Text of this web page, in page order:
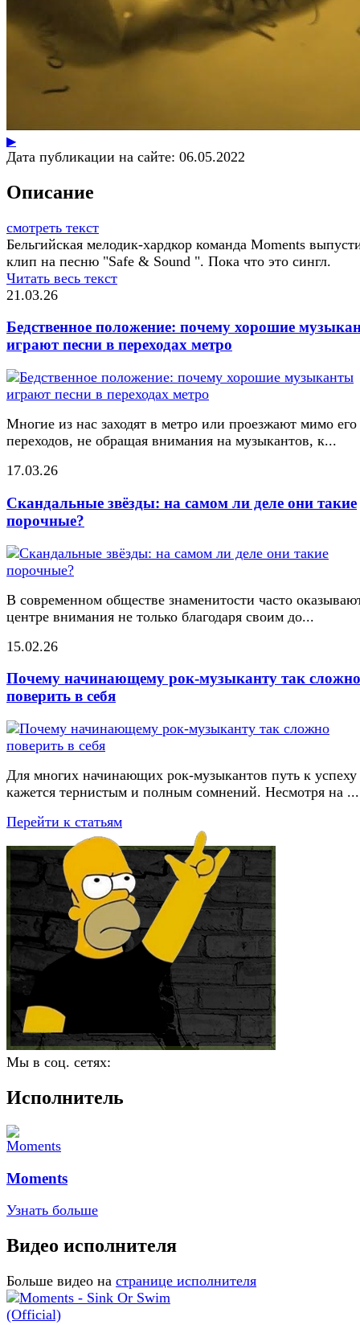
▶
Дата публикации на сайте: 06.05.2022
Описание
смотреть текст
Бельгийская мелодик-хардкор команда Moments
клип на песню "Safe & Sound ". Пока что это сингл.
Читать весь текст
21.03.26
Бедственное положение: почему хорошие
играют песни в переходах метро
Многие из нас заходят в метро или проезжают мимо его
переходов, не обращая внимания на музыкантов, к...
17.03.26
Скандальные звёзды: на самом ли деле они такие
порочные?
В современном обществе знаменитости часто
центре внимания не только благодаря своим до...
15.02.26
Почему начинающему рок-музыканту так сложно
поверить в себя
Для многих начинающих рок-музыкантов путь к успеху
кажется тернистым и полным сомнений. Несмотря на ...
Перейти к статьям
Мы в соц. сетях:
Исполнитель
Moments
Узнать больше
Видео исполнителя
Больше видео на странице исполнителя